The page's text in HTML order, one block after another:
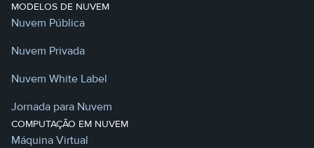
MODELOS DE NUVEM
Nuvem Pública
Nuvem Privada
Nuvem White Label
Jornada para Nuvem
COMPUTAÇÃO EM NUVEM
Máquina Virtual